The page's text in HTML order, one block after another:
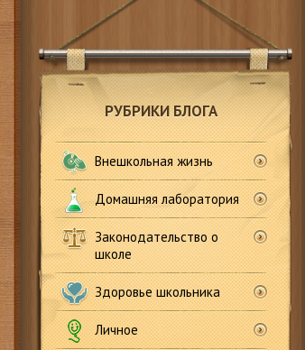
РУБРИКИ БЛОГА
Внешкольная жизнь
Домашняя лаборатория
Законодательство о
школе
Здоровье школьника
Личное